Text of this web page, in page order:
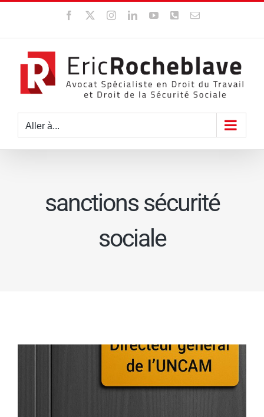
contenu
Facebook InstagramLinkedInYouTubeWhatsApp
Email
Aller à...
sanctions sécurité
sociale